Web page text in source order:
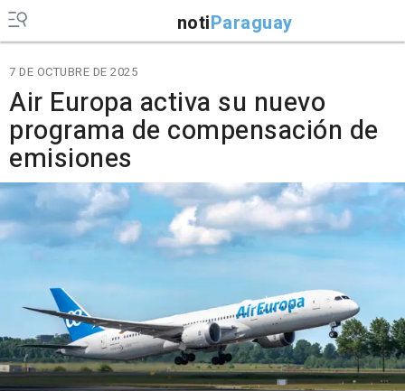
notiParaguay
7 DE OCTUBRE DE 2025
Air Europa activa su nuevo
programa de compensación de
emisiones